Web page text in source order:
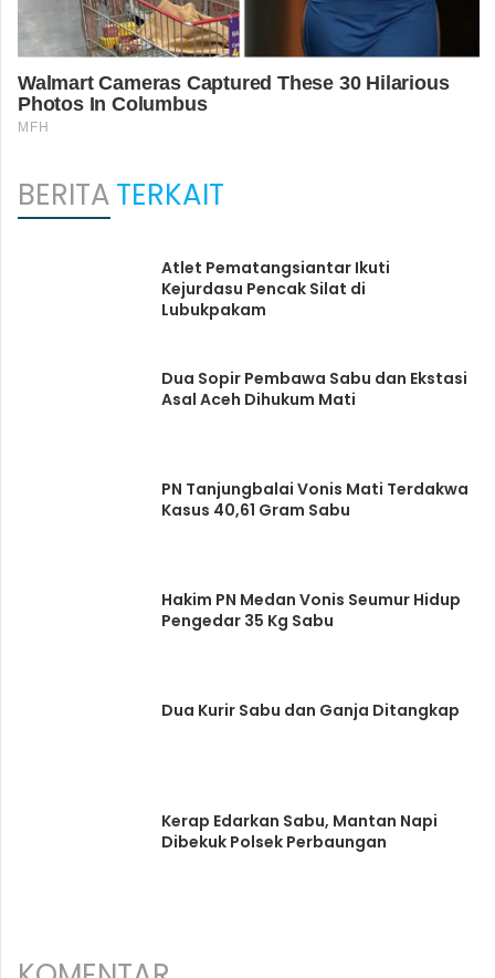
BERITATERKAIT
Atlet Pematangsiantar Ikuti
Kejurdasu Pencak Silat di
Lubukpakam
Dua Sopir Pembawa Sabu dan Ekstasi
Asal Aceh Dihukum Mati
PN Tanjungbalai Vonis Mati Terdakwa
Kasus 40,61 Gram Sabu
Hakim PN Medan Vonis Seumur Hidup
Pengedar 35 Kg Sabu
Dua Kurir Sabu dan Ganja Ditangkap
Kerap Edarkan Sabu, Mantan Napi
Dibekuk Polsek Perbaungan